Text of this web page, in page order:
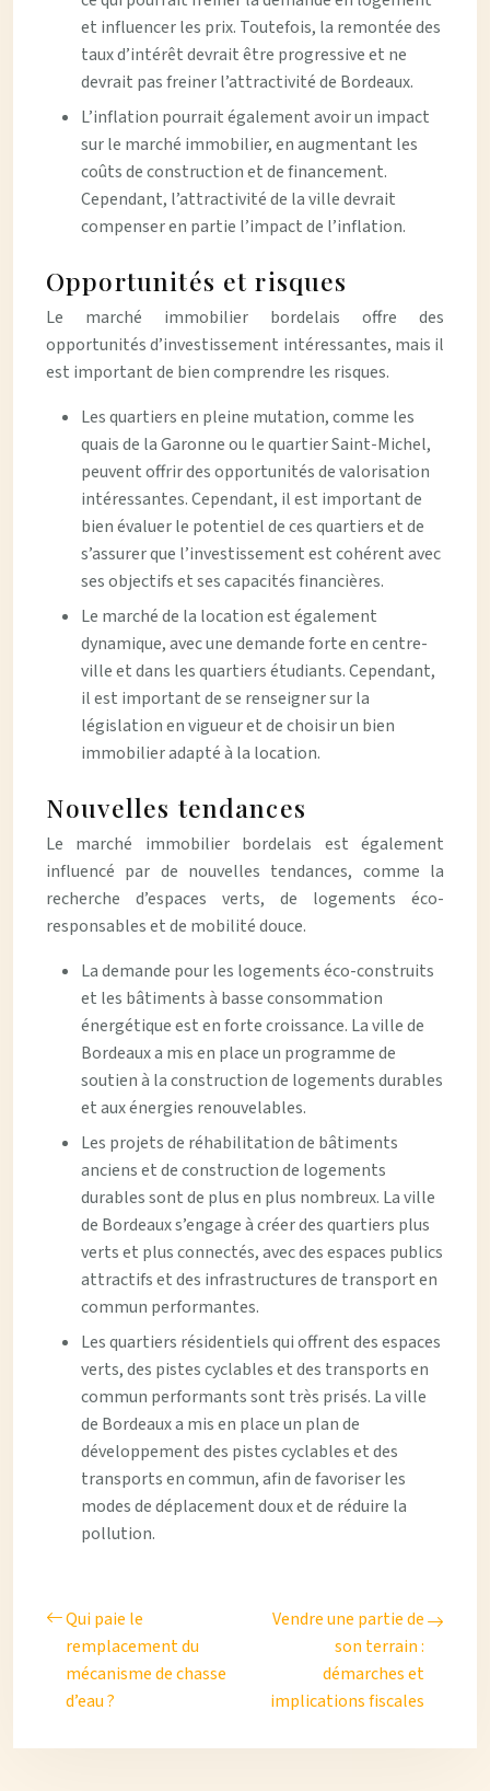
et influencer les prix. Toutefois, la remontée des
taux d’intérêt devrait être progressive et ne
devrait pas freiner l’attractivité de Bordeaux.
L’inflation pourrait également avoir un impact
sur le marché immobilier, en augmentant les
coûts de construction et de financement.
Cependant, l’attractivité de la ville devrait
compenser en partie l’impact de l’inflation.
Opportunités et risques
Le marché immobilier bordelais offre des
opportunités d’investissement intéressantes, mais il
est important de bien comprendre les risques.
Les quartiers en pleine mutation, comme les
quais de la Garonne ou le quartier Saint-Michel,
peuvent offrir des opportunités de valorisation
intéressantes. Cependant, il est important de
bien évaluer le potentiel de ces quartiers et de
s’assurer que l’investissement est cohérent avec
ses objectifs et ses capacités financières.
Le marché de la location est également
dynamique, avec une demande forte en centre-
ville et dans les quartiers étudiants. Cependant,
il est important de se renseigner sur la
législation en vigueur et de choisir un bien
immobilier adapté à la location.
Nouvelles tendances
Le marché immobilier bordelais est également
influencé par de nouvelles tendances, comme la
recherche d’espaces verts, de logements éco-
responsables et de mobilité douce.
La demande pour les logements éco-construits
et les bâtiments à basse consommation
énergétique est en forte croissance. La ville de
Bordeaux a mis en place un programme de
soutien à la construction de logements durables
et aux énergies renouvelables.
Les projets de réhabilitation de bâtiments
anciens et de construction de logements
durables sont de plus en plus nombreux. La ville
de Bordeaux s’engage à créer des quartiers plus
verts et plus connectés, avec des espaces publics
attractifs et des infrastructures de transport en
commun performantes.
Les quartiers résidentiels qui offrent des espaces
verts, des pistes cyclables et des transports en
commun performants sont très prisés. La ville
de Bordeaux a mis en place un plan de
développement des pistes cyclables et des
transports en commun, afin de favoriser les
modes de déplacement doux et de réduire la
pollution.
Qui paie le
remplacement du
mécanisme de chasse
d’eau ?
Vendre une partie de
son terrain :
démarches et
implications fiscales